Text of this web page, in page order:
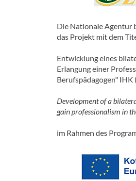
Die Nationale Agentur
das Projekt mit dem
Entwicklung eines
Erlangung einer
Berufspädagogen"
Development of a
gain professionalism in
im Rahmen des